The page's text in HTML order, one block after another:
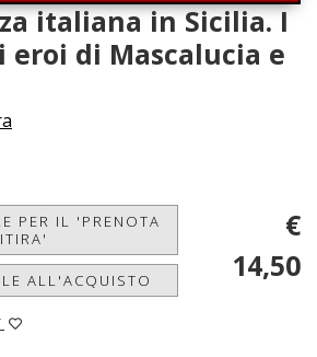
italiana in Sicilia. I
di Mascalucia e
PER IL 'PRENOTA
ALL'ACQUISTO
€
14,50